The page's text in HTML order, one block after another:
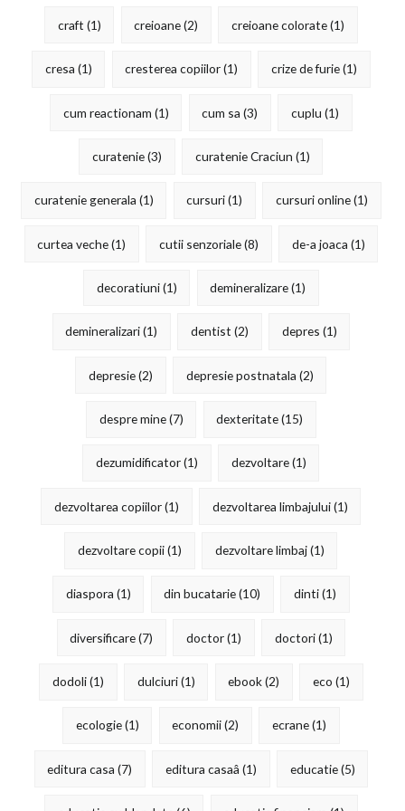
craft (1) creioane(2) creioane colorate(1)
cresa (1) cresterea copiilor(1) crize de furie(1)
cum reactionam (1) cum sa (3) cuplu (1)
curatenie(3) curatenie Craciun (1)
curatenie generala (1) cursuri(1) cursuri online(1)
curtea veche(1) cutii senzoriale(8) de-a joaca (1)
decoratiuni(1) demineralizare(1)
demineralizari(1) dentist (2) depres (1)
depresie(2) depresie postnatala (2)
despre mine(7) dexteritate(15)
dezumidificator(1) dezvoltare(1)
dezvoltarea copiilor(1) dezvoltarea limbajului(1)
dezvoltare copii(1) dezvoltare limbaj(1)
diaspora (1) din bucatarie(10) dinti(1)
diversificare(7) doctor(1) doctori(1)
dodoli(1) dulciuri(1) ebook(2) eco (1)
ecologie(1) economii(2) ecrane(1)
editura casa (7) editura casaâ (1) educatie(5)